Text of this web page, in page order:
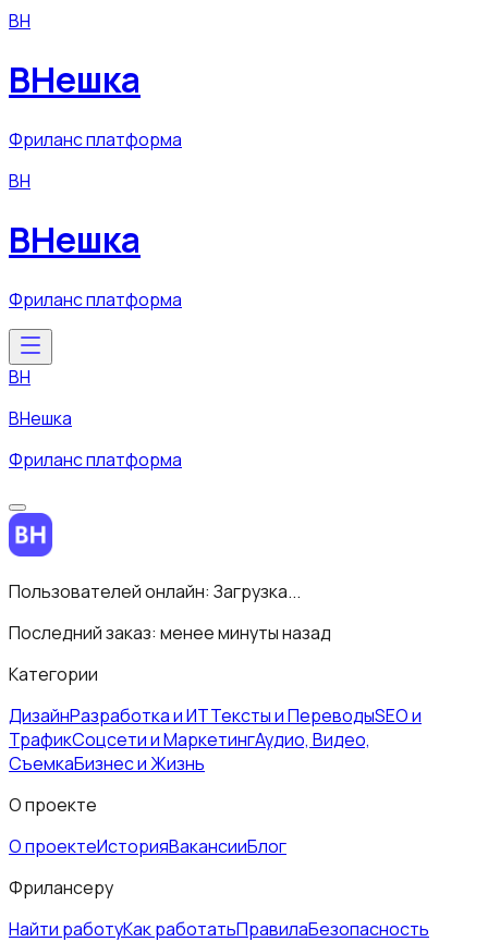
ВН
ВНешка
Фриланс платформа
ВН
ВНешка
Фриланс платформа
ВН
ВНешка
Фриланс платформа
Пользователей онлайн: Загрузка...
Последний заказ: менее минуты назад
Категории
ДизайнРазработка и ИТТексты и ПереводыSEO и
ТрафикСоцсети и МаркетингАудио, Видео,
СъемкаБизнес и Жизнь
О проекте
О проектеИсторияВакансииБлог
Фрилансеру
Найти работуКак работатьПравилаБезопасность